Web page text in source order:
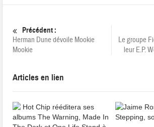
Précédent :
Herman Dune dévoile Mookie
Mookie
Le groupe
leur E.P.
Articles en lien